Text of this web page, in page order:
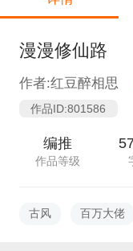
漫漫修仙路
作者:红豆醉相思
作品ID:801586
编推
作品等级
古风 百万大佬